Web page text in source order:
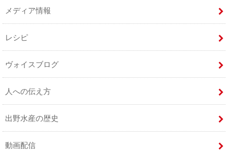
メディア情報
レシピ
ヴォイスブログ
人への伝え方
出野水産の歴史
動画配信